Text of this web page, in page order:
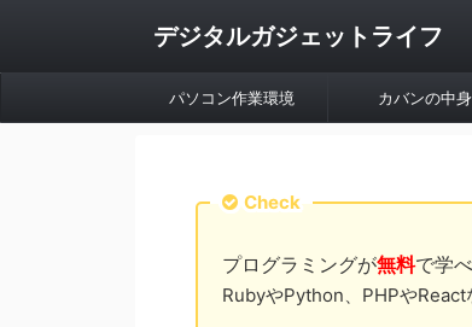
デジタルガジェットライフ
パソコン作業環境 カバンの中身
Check
プログラミングが無料で学
RubyやPython、PHPやReact